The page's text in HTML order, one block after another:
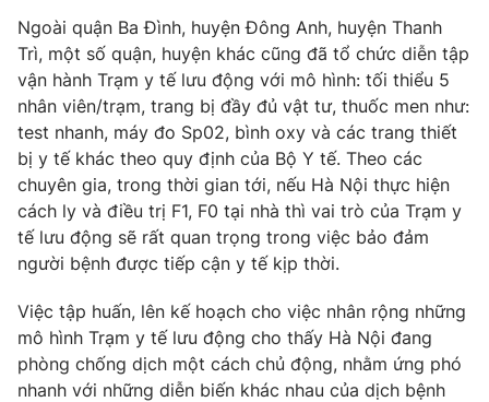
Thị trường 24h Tấm lòng Việt
VTV4 Vươn mình bằng AI
VTV9 VTV8
Liên hệ tòa soạn English
THỜI BÁO VTV
Ngoài quận Ba Đình, huyện Đông Anh, huyện Thanh
Trì, một số quận, huyện khác cũng đã tổ chức diễn tập
vận hành Trạm y tế lưu động với mô hình: tối thiểu 5
nhân viên/trạm, trang bị đầy đủ vật tư, thuốc men như:
test nhanh, máy đo Sp02, bình oxy và các trang thiết
bị y tế khác theo quy định của Bộ Y tế. Theo các
chuyên gia, trong thời gian tới, nếu Hà Nội thực hiện
cách ly và điều trị F1, F0 tại nhà thì vai trò của Trạm y
tế lưu động sẽ rất quan trọng trong việc bảo đảm
người bệnh được tiếp cận y tế kịp thời.
Việc tập huấn, lên kế hoạch cho việc nhân rộng những
mô hình Trạm y tế lưu động cho thấy Hà Nội đang
phòng chống dịch một cách chủ động, nhằm ứng phó
nhanh với những diễn biến khác nhau của dịch bệnh